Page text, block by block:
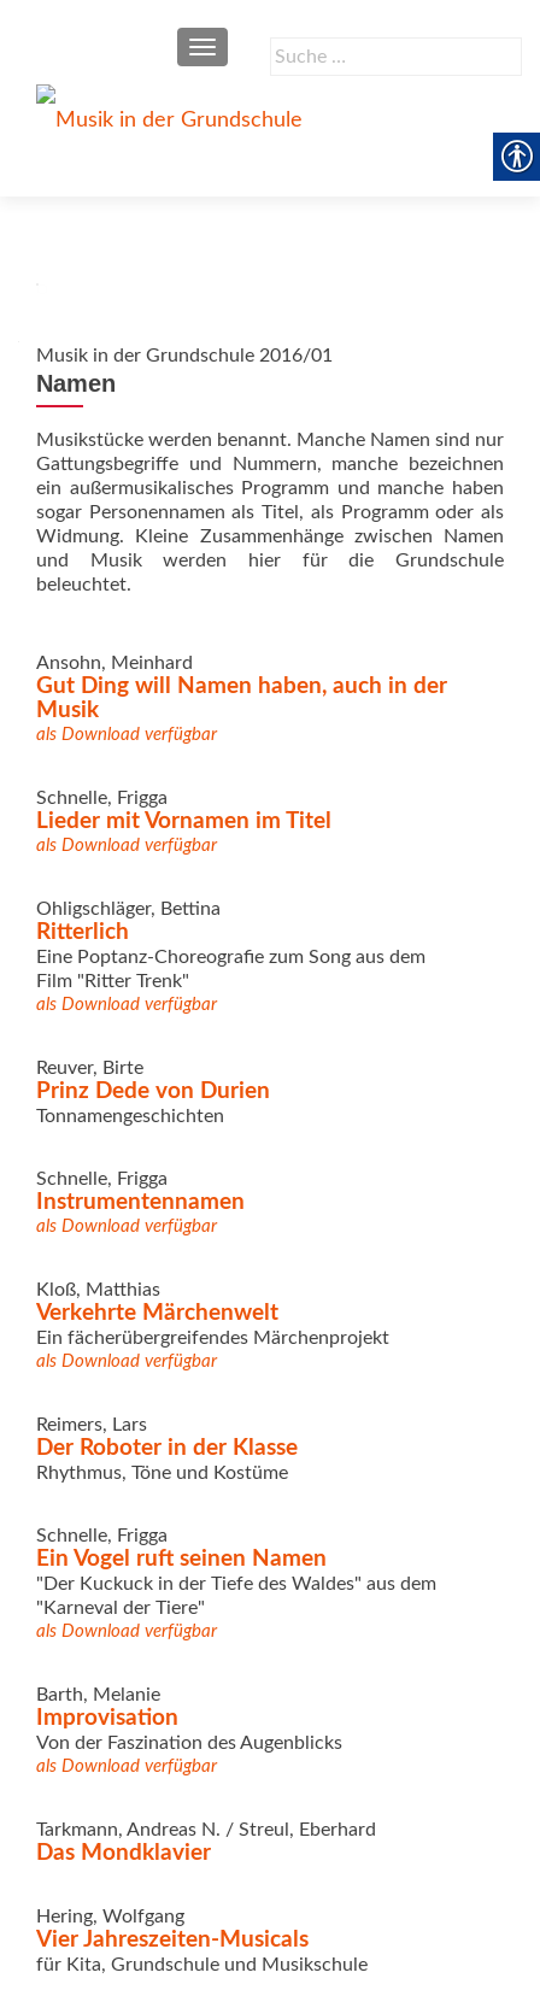
Suche
SCHALTE NAVIGATION
Musik in der Grundschule 2016/01
Namen
Musikstücke werden benannt. Manche Namen sind nur
Gattungsbegriffe und Nummern, manche bezeichnen
ein außermusikalisches Programm und manche haben
sogar Personennamen als Titel, als Programm oder als
Widmung. Kleine Zusammenhänge zwischen Namen
und Musik werden hier für die Grundschule
beleuchtet.
Ansohn, Meinhard
Gut Ding will Namen haben, auch in der
Musik
als Download verfügbar
Schnelle, Frigga
Lieder mit Vornamen im Titel
als Download verfügbar
Ohligschläger, Bettina
Ritterlich
Eine Poptanz-Choreografie zum Song aus dem
Film "Ritter Trenk"
als Download verfügbar
Reuver, Birte
Prinz Dede von Durien
Tonnamengeschichten
Schnelle, Frigga
Instrumentennamen
als Download verfügbar
Kloß, Matthias
Verkehrte Märchenwelt
Ein fächerübergreifendes Märchenprojekt
als Download verfügbar
Reimers, Lars
Der Roboter in der Klasse
Rhythmus, Töne und Kostüme
Schnelle, Frigga
Ein Vogel ruft seinen Namen
"Der Kuckuck in der Tiefe des Waldes" aus dem
"Karneval der Tiere"
als Download verfügbar
Barth, Melanie
Improvisation
Von der Faszination des Augenblicks
als Download verfügbar
Tarkmann, Andreas N. / Streul, Eberhard
Das Mondklavier
Hering, Wolfgang
Vier Jahreszeiten-Musicals
für Kita, Grundschule und Musikschule